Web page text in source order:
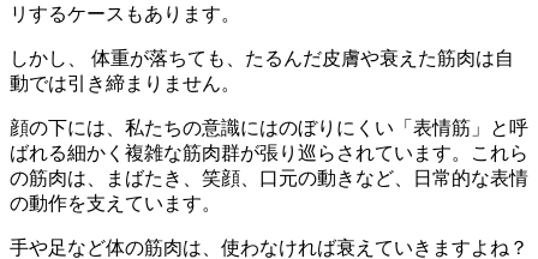
リするケースもあります。
しかし、 体重が落ちても、たるんだ皮膚や衰えた筋肉は自
動では引き締まりません。
顔の下には、私たちの意識にはのぼりにくい「表情筋」と呼
ばれる細かく複雑な筋肉群が張り巡らされています。これら
の筋肉は、まばたき、笑顔、口元の動きなど、日常的な表情
の動作を支えています。
手や足など体の筋肉は、使わなければ衰えていきますよね？